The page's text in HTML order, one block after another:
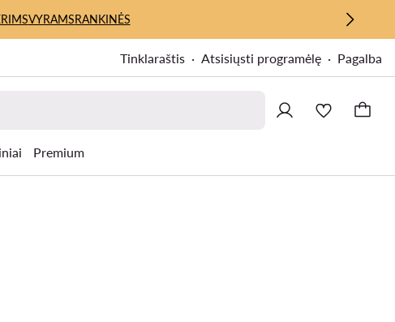
VYRAMSRANKINĖS
Tinklaraštis Atsisiųsti programėlę Pagalba
Premium